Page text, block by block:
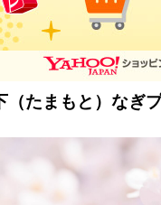
（たまもと）なぎ